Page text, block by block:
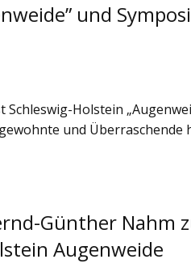
und
Schleswig-Holstein
und
Günther Nahm
Augenweide